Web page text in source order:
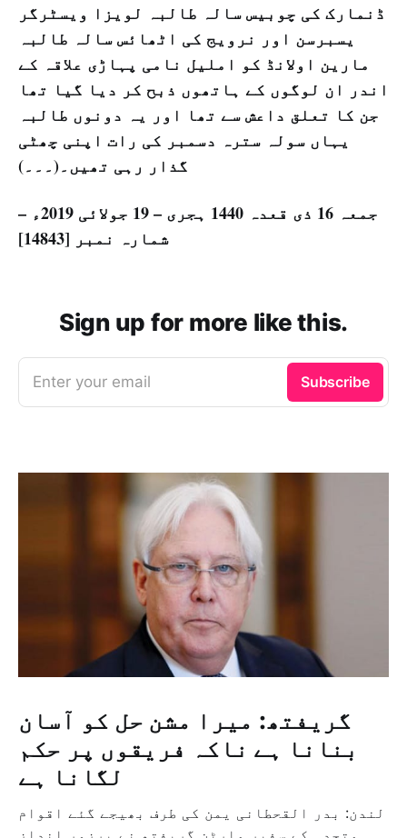
ڈنمارک کی چوبیس سالہ طالبہ لویزا ویسٹرگر
یسبرسن اور نرویج کی اٹھائس سالہ طالبہ
مارین اولانڈ کو املیل نامی پہاڑی علاقہ کے
اندر ان لوگوں کے ہاتھوں ذبح کر دیا گیا تھا
جن کا تعلق داعش سے تھا اور یہ دونوں طالبہ
یہاں سولہ سترہ دسمبر کی رات اپنی چھٹی
گذار رہی تھیں۔(۔۔۔)
جمعہ 16 ذی قعدہ 1440 ہجری – 19 جولائی 2019ء –
شمارہ نمبر [14843]
Sign up for more like this.
Enter your email Subscribe
گریفتھ: میرا مشن حل کو آسان
بنانا ہے ناکہ فریقوں پر حکم
لگانا ہے
لندن: بدر القحطانی یمن کی طرف بھیجے گئے اقوام
متحدہ کے سفیر مارٹن گریفتھ نے پرزور انداز